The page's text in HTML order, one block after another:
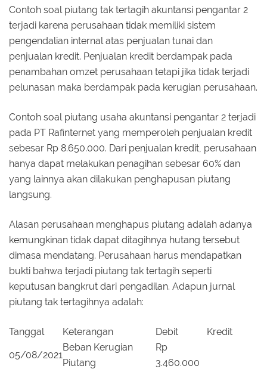
Contoh soal piutang tak tertagih akuntansi pengantar 2
terjadi karena perusahaan tidak memiliki sistem
pengendalian internal atas penjualan tunai dan
penjualan kredit. Penjualan kredit berdampak pada
penambahan omzet perusahaan tetapi jika tidak terjadi
pelunasan maka berdampak pada kerugian perusahaan.
Contoh soal piutang usaha akuntansi pengantar 2 terjadi
pada PT Rafinternet yang memperoleh penjualan kredit
sebesar Rp 8.650.000. Dari penjualan kredit, perusahaan
hanya dapat melakukan penagihan sebesar 60% dan
yang lainnya akan dilakukan penghapusan piutang
langsung.
Alasan perusahaan menghapus piutang adalah adanya
kemungkinan tidak dapat ditagihnya hutang tersebut
dimasa mendatang. Perusahaan harus mendapatkan
bukti bahwa terjadi piutang tak tertagih seperti
keputusan bangkrut dari pengadilan. Adapun jurnal
piutang tak tertagihnya adalah:
Tanggal Keterangan Debit Kredit
05/08/2021
Beban Kerugian
Piutang
Rp
3.460.000